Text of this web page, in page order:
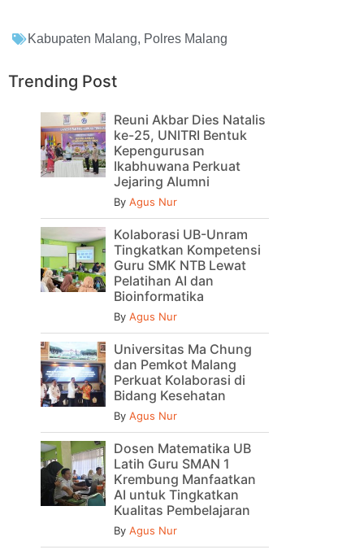
Kabupaten Malang, Polres Malang
Trending Post
Reuni Akbar Dies Natalis
ke-25, UNITRI Bentuk
Kepengurusan
Ikabhuwana Perkuat
Jejaring Alumni
By Agus Nur
Kolaborasi UB-Unram
Tingkatkan Kompetensi
Guru SMK NTB Lewat
Pelatihan AI dan
Bioinformatika
By Agus Nur
Universitas Ma Chung
dan Pemkot Malang
Perkuat Kolaborasi di
Bidang Kesehatan
By Agus Nur
Dosen Matematika UB
Latih Guru SMAN 1
Krembung Manfaatkan
AI untuk Tingkatkan
Kualitas Pembelajaran
By Agus Nur